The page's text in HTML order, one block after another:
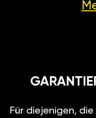
Für diejenigen,